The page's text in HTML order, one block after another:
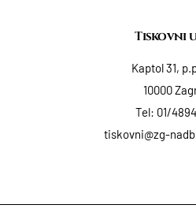
Tiskovni
Kaptol 31,
10000
Tel: 01/
tiskovni@zg-